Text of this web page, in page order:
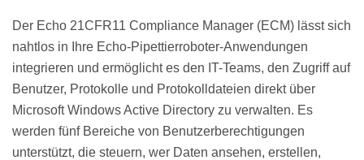
Der Echo 21CFR11 Compliance Manager (ECM) lässt sich
nahtlos in Ihre Echo-Pipettierroboter-Anwendungen
integrieren und ermöglicht es den IT-Teams, den Zugriff auf
Benutzer, Protokolle und Protokolldateien direkt über
Microsoft Windows Active Directory zu verwalten. Es
werden fünf Bereiche von Benutzerberechtigungen
unterstützt, die steuern, wer Daten ansehen, erstellen,